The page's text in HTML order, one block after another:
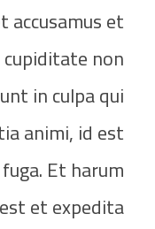
accusamus et
non
in culpa qui
animi, id est
Et harum
et expedita